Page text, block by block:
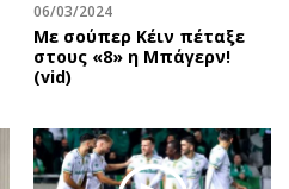
06/03/2024
Με σούπερ Κέιν πέταξε
στους «8» η Μπάγερν!
(vid)